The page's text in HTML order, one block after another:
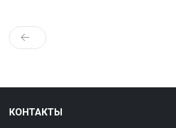
КОНТАКТЫ